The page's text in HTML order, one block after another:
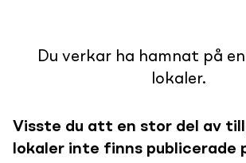
Du verkar ha hamnat på
lokaler.
Visste du att en stor del av
lokaler inte finns publicerade